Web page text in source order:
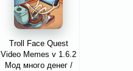
Troll Face Quest
Video Memes v 1.6.2
Мод много денег /